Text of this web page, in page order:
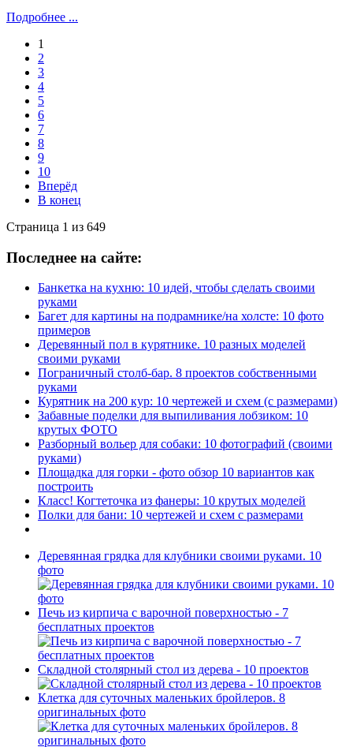
Подробнее ...
1
2
3
4
5
6
7
8
9
10
Вперёд
В конец
Страница 1 из 649
Последнее на сайте:
Банкетка на кухню: 10 идей, чтобы сделать своими
руками
Багет для картины на подрамнике/на холсте: 10 фото
примеров
Деревянный пол в курятнике. 10 разных моделей
своими руками
Пограничный столб-бар. 8 проектов собственными
руками
Курятник на 200 кур: 10 чертежей и схем (с размерами)
Забавные поделки для выпиливания лобзиком: 10
крутых ФОТО
Разборный вольер для собаки: 10 фотографий (своими
руками)
Площадка для горки - фото обзор 10 вариантов как
построить
Класс! Когтеточка из фанеры: 10 крутых моделей
Полки для бани: 10 чертежей и схем с размерами
Деревянная грядка для клубники своими руками. 10
фото
Печь из кирпича с варочной поверхностью - 7
бесплатных проектов
Складной столярный стол из дерева - 10 проектов
Клетка для суточных маленьких бройлеров. 8
оригинальных фото